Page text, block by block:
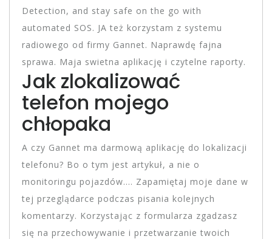
Detection, and stay safe on the go with
automated SOS. JA też korzystam z systemu
radiowego od firmy Gannet. Naprawdę fajna
sprawa. Maja swietna aplikację i czytelne raporty.
Jak zlokalizować
telefon mojego
chłopaka
A czy Gannet ma darmową aplikację do lokalizacji
telefonu? Bo o tym jest artykuł, a nie o
monitoringu pojazdów…. Zapamiętaj moje dane w
tej przeglądarce podczas pisania kolejnych
komentarzy. Korzystając z formularza zgadzasz
się na przechowywanie i przetwarzanie twoich